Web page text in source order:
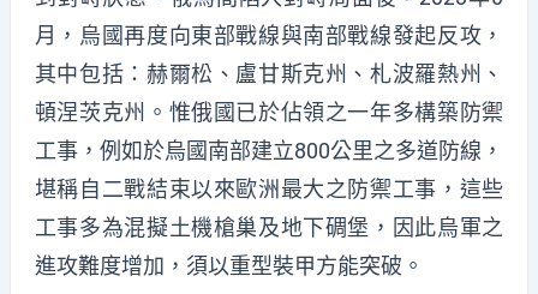
月，烏國再度向東部戰線與南部戰線發起反攻，
其中包括：赫爾松、盧甘斯克州、札波羅熱州、
頓涅茨克州。惟俄國已於佔領之一年多構築防禦
工事，例如於烏國南部建立800公里之多道防線，
堪稱自二戰結束以來歐洲最大之防禦工事，這些
工事多為混擬土機槍巢及地下碉堡，因此烏軍之
進攻難度增加，須以重型裝甲方能突破。